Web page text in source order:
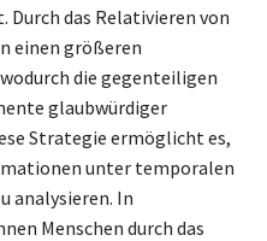
das Relativieren von
einen größeren
die gegenteiligen
glaubwürdiger
Strategie ermöglicht es,
unter temporalen
analysieren. In
Menschen durch das